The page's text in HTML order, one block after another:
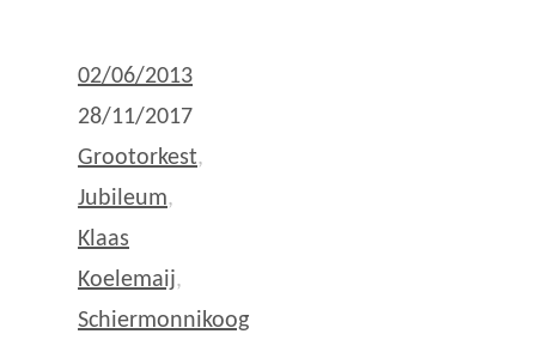
02/06/2013
28/11/2017
Grootorkest,
Jubileum,
Klaas
Koelemaij,
Schiermonnikoog